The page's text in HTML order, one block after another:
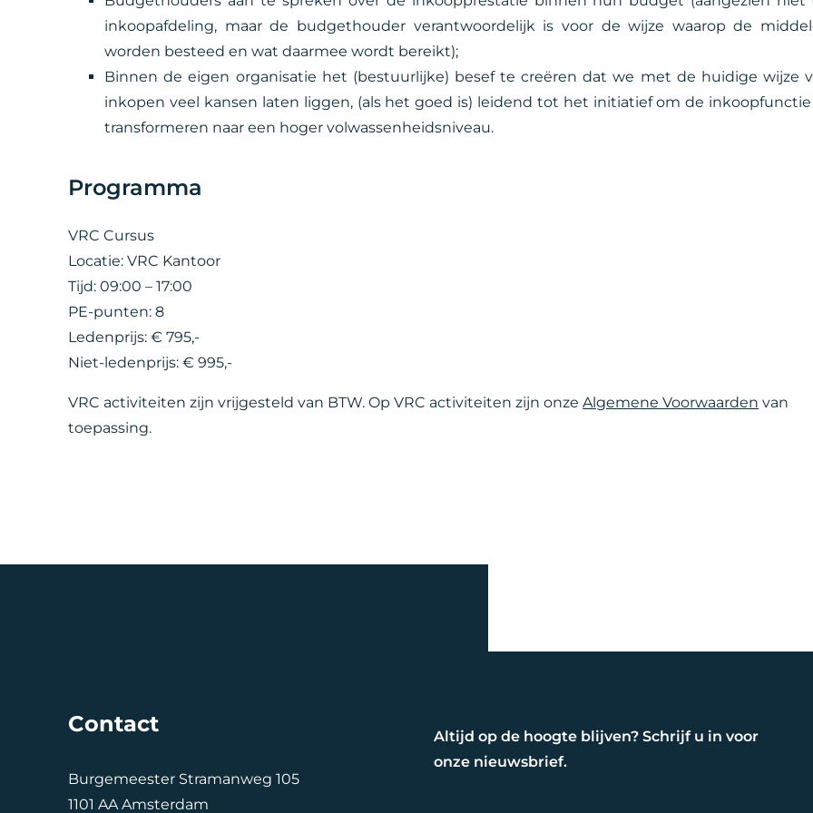
inkoopafdeling, maar de budgethouder verantwoordelijk is voor de wijze waarop de
worden besteed en wat daarmee wordt bereikt);
Binnen de eigen organisatie het (bestuurlijke) besef te creëren dat we met de huidige wijze
inkopen veel kansen laten liggen, (als het goed is) leidend tot het initiatief om de
transformeren naar een hoger volwassenheidsniveau.
Programma
VRC Cursus
Locatie: VRC Kantoor
Tijd: 09:00 – 17:00
PE-punten: 8
Ledenprijs: € 795,-
Niet-ledenprijs: € 995,-
VRC activiteiten zijn vrijgesteld van BTW. Op VRC activiteiten zijn onzeAlgemene Voorwaarden van
toepassing.
Contact
Burgemeester Stramanweg 105
1101 AA Amsterdam
Altijd op de hoogte blijven? Schrijf u in voor
onze nieuwsbrief.